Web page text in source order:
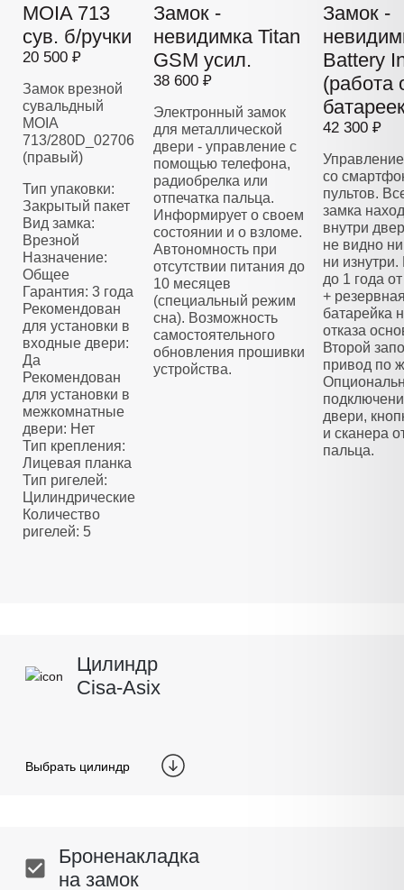
MOIA 713
сув. б/ручки
20 500 ₽
Замок врезной
сувальдный
MOIA
713/280D_02706
(правый)
Тип упаковки:
Закрытый пакет
Вид замка:
Врезной
Назначение:
Общее
Гарантия: 3 года
Рекомендован
для установки в
входные двери:
Да
Рекомендован
для установки в
межкомнатные
двери: Нет
Тип крепления:
Лицевая планка
Тип ригелей:
Цилиндрические
Количество
ригелей: 5
Замок -
невидимка Titan
GSM усил.
38 600 ₽
Электронный замок
для металлической
двери - управление с
помощью телефона,
радиобрелка или
отпечатка пальца.
Информирует о своем
состоянии и о взломе.
Автономность при
отсутствии питания до
10 месяцев
(специальный режим
сна). Возможность
самостоятельного
обновления прошивки
устройства.
Замок -
Battery
(работа
42 300 ₽
со
пультов.
замка
внутри
не видно
ни изнутри.
до 1 года
+
батарейка
отказа
Второй
привод по
двери,
и сканера
пальца.
Цилиндр
Cisa-Asix
Выбрать цилиндр
Броненакладка
на замок